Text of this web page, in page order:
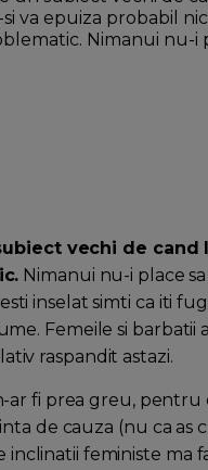
va epuiza probabil
Nimanui nu-i
vechi de cand
Nimanui nu-i place
inselat simti ca iti
Femeile si barbatii
raspandit astazi.
ar fi prea greu, pentru
de cauza (nu ca as
feministe ma